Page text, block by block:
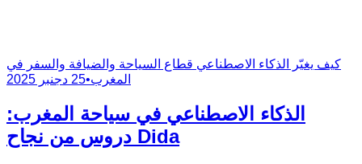
كيف يغيّر الذكاء الاصطناعي قطاع السياحة والضيافة والسفر في
المغرب•25 دجنبر 2025
الذكاء الاصطناعي في سياحة المغرب:
دروس من نجاح Dida